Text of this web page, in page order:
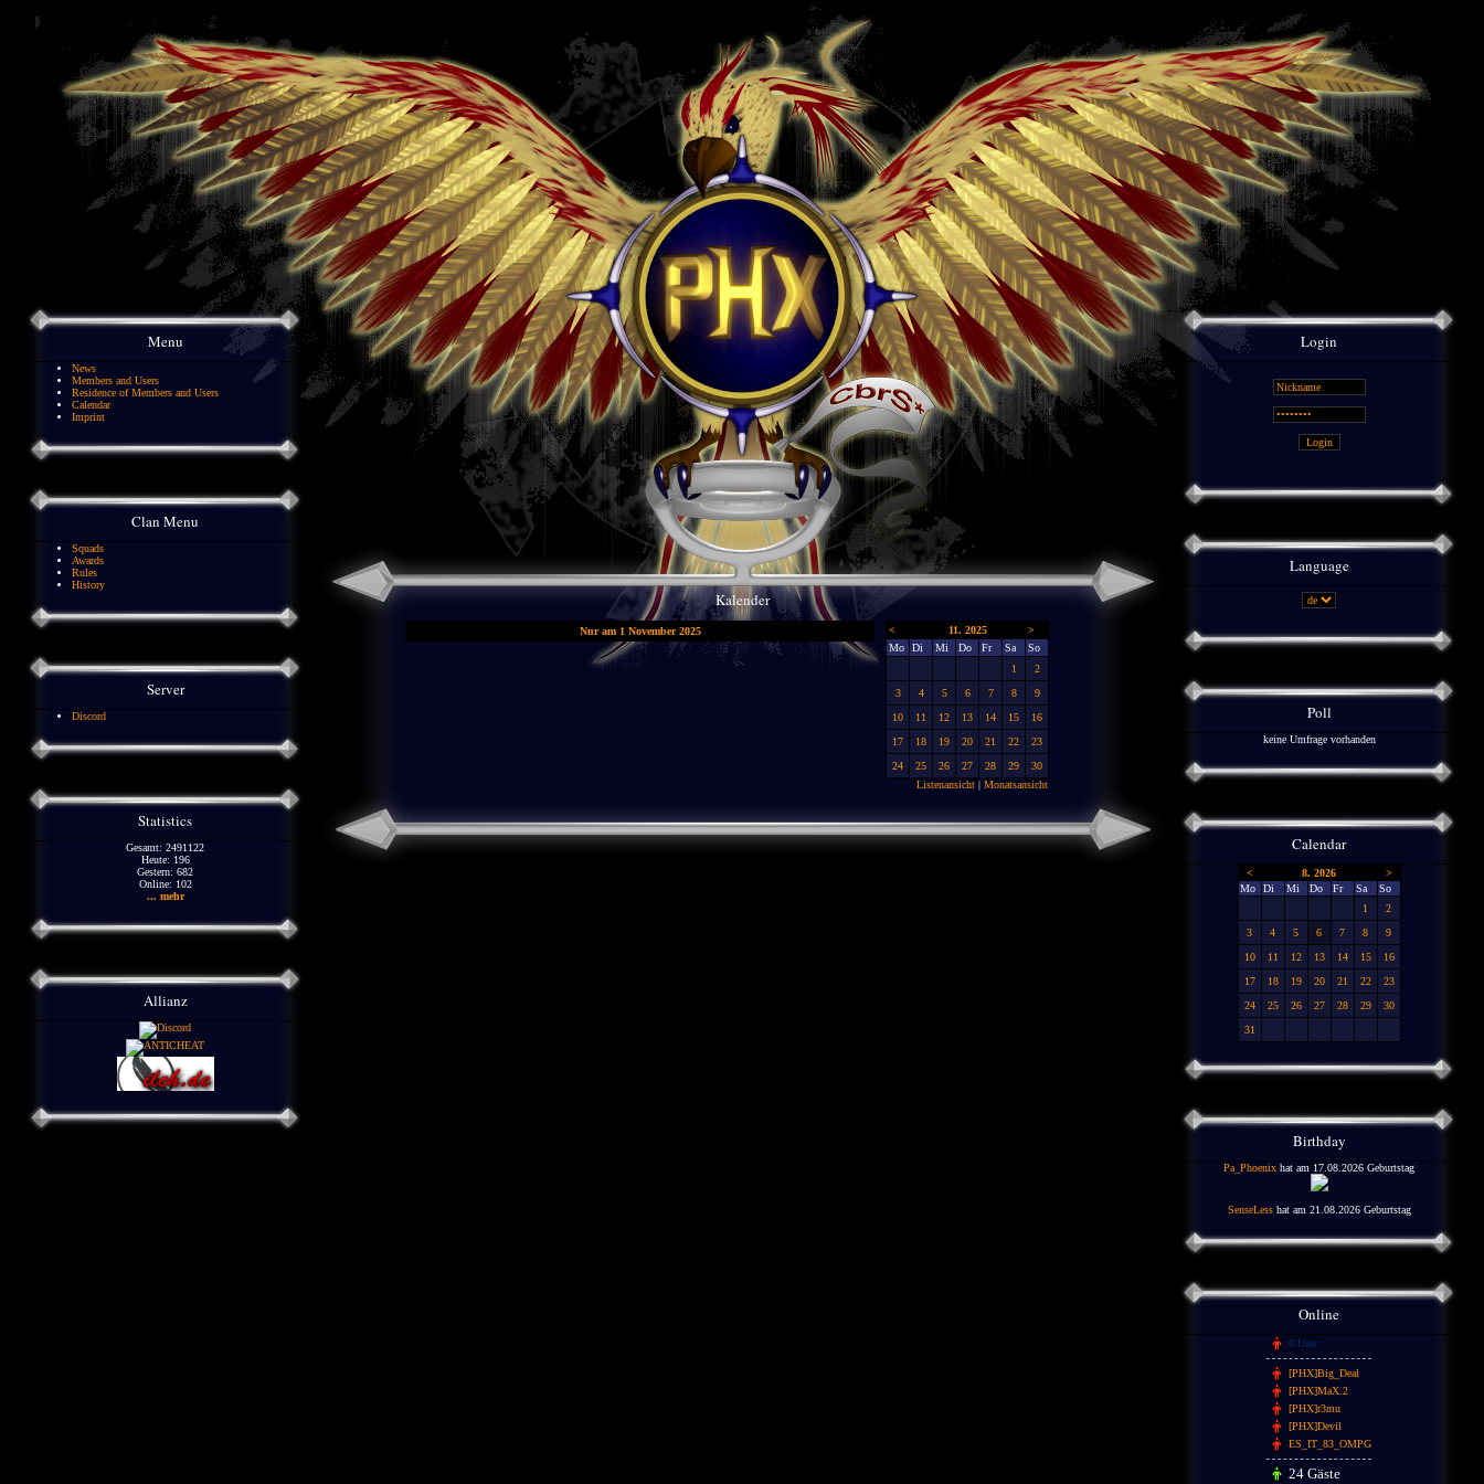
Menu
News
Members and Users
Residence of Members and Users
Calendar
Imprint
Clan Menu
Squads
Awards
Rules
History
Server
Discord
Statistics
Gesamt: 2491122
Heute: 196
Gestern: 682
Online: 102
... mehr
Allianz
Kalender
Nur am 1 November 2025 < 11. 2025
>
Mo
Di Mi Do Fr Sa
So
1
2
3
4 5 6 7 8
9
10
11 12 13 14 15
16
17
18 19 20 21 22
23
24
25 26 27 28 29
30
Listenansicht | Monatsansicht
Login
Language
Poll
keine Umfrage vorhanden
Calendar
< 8. 2026
>
Mo
Di Mi Do Fr Sa
So
1
2
3
4 5 6 7 8
9
10
11 12 13 14 15
16
17
18 19 20 21 22
23
24
25 26 27 28 29
30
31
Birthday
Pa_Phoenix hat am 17.08.2026 Geburtstag
SenseLesshat am 21.08.2026 Geburtstag
Online
0 User
[PHX]Big_Deal
[PHX]MaX.2
[PHX]r3mu
[PHX]Devil
ES_IT_83_OMPG
24 Gäste